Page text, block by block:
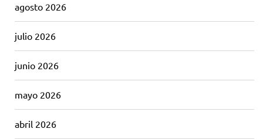
agosto 2026
julio 2026
junio 2026
mayo 2026
abril 2026